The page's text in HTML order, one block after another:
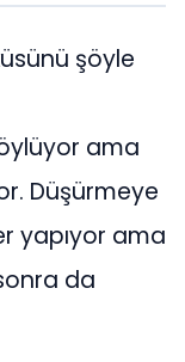
şöyle
ama
Düşürmeye
yapıyor ama
da